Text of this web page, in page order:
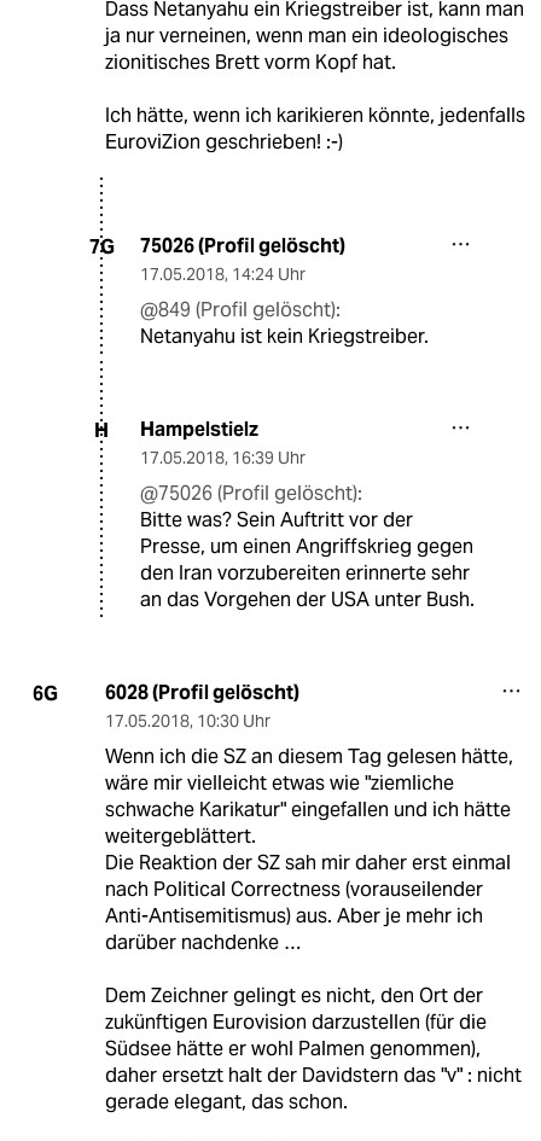
Dass Netanyahu ein Kriegstreiber ist, kann man
ja nur verneinen, wenn man ein ideologisches
zionitisches Brett vorm Kopf hat.
Ich hätte, wenn ich karikieren könnte, jedenfalls
EuroviZion geschrieben! :-)
7G 75026 (Profil gelöscht)
17.05.2018, 14:24 Uhr
@849 (Profil gelöscht):
Netanyahu ist kein Kriegstreiber.
H Hampelstielz
17.05.2018, 16:39 Uhr
@75026 (Profil gelöscht):
Bitte was? Sein Auftritt vor der
Presse, um einen Angriffskrieg gegen
den Iran vorzubereiten erinnerte sehr
an das Vorgehen der USA unter Bush.
6G 6028 (Profil gelöscht)
17.05.2018, 10:30 Uhr
Wenn ich die SZ an diesem Tag gelesen hätte,
wäre mir vielleicht etwas wie "ziemliche
schwache Karikatur" eingefallen und ich hätte
weitergeblättert.
Die Reaktion der SZ sah mir daher erst einmal
nach Political Correctness (vorauseilender
Anti-Antisemitismus) aus. Aber je mehr ich
darüber nachdenke …
Dem Zeichner gelingt es nicht, den Ort der
zukünftigen Eurovision darzustellen (für die
Südsee hätte er wohl Palmen genommen),
daher ersetzt halt der Davidstern das "v" : nicht
gerade elegant, das schon.